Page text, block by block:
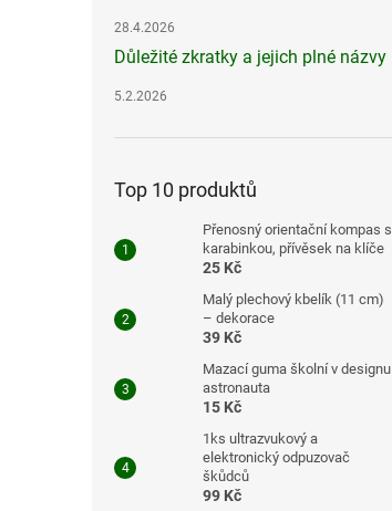
28.4.2026
Důležité zkratky a jejich plné názvy
5.2.2026
Top 10 produktů
Přenosný orientační kompas s
karabinkou, přívěsek na klíče
25 Kč
Malý plechový kbelík (11 cm)
– dekorace
39 Kč
Mazací guma školní v designu
astronauta
15 Kč
1ks ultrazvukový a
elektronický odpuzovač
škůdců
99 Kč